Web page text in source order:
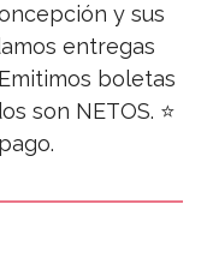
y sus
entregas
boletas
son NETOS. ⭐